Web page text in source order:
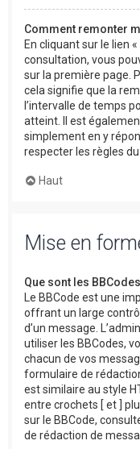
Comment remonter
En cliquant sur le lien
consultation, vous
sur la première page.
cela signifie que la
l’intervalle de temps
atteint. Il est
simplement en y
respecter les règles
Haut
Mise en
Que sont les
Le BBCode est une
offrant un large
d’un message.
utiliser les BBCodes,
chacun de vos
formulaire de
est similaire au style
entre crochets [ et ]
sur le BBCode,
de rédaction de